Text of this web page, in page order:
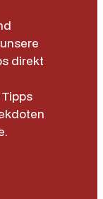
direkt